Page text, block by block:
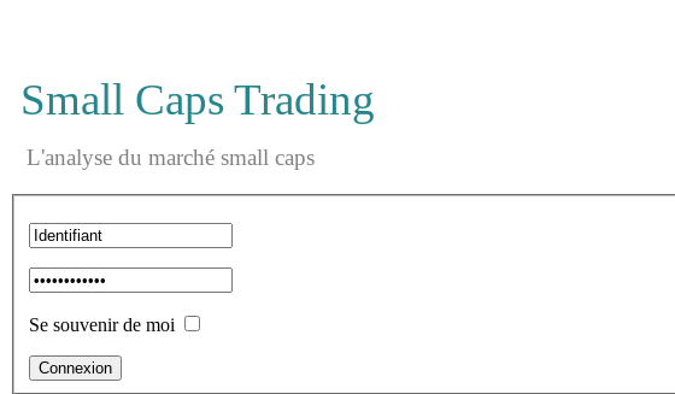
Small Caps Trading
L'analyse du marché small caps
Se souvenir de moi